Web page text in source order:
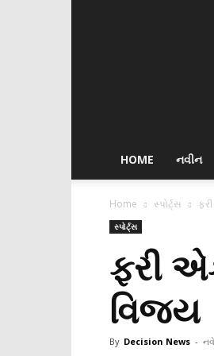
HOME નવીન
Home સ્પોર્ટ્સ
સ્પોર્ટ્સ
ફરી
વિજય
By Decision News -